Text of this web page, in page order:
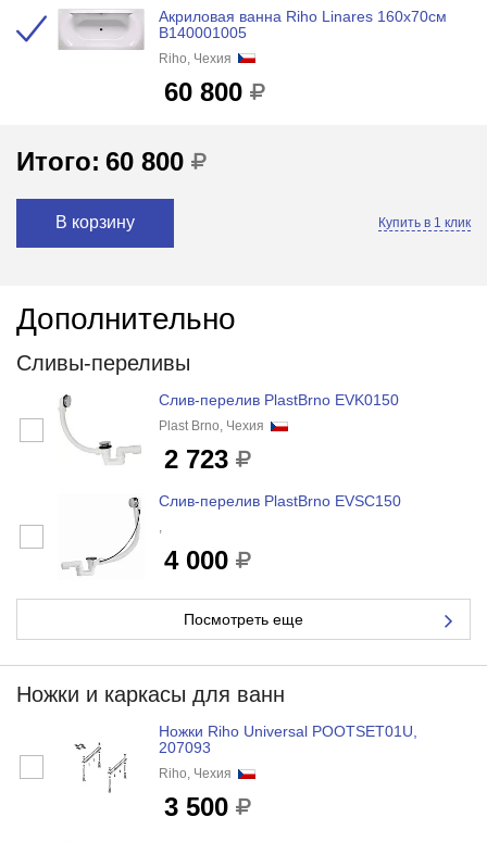
Акриловая ванна Riho Linares 160x70см
B140001005
Riho, Чехия
60 800
Итого: 60 800
В корзину Купить в 1 клик
Дополнительно
Сливы-переливы
Слив-перелив PlastBrno EVK0150
Plast Brno, Чехия
2 723
Слив-перелив PlastBrno EVSC150
,
4 000
Посмотреть еще
Ножки и каркасы для ванн
Ножки Riho Universal POOTSET01U,
207093
Riho, Чехия
3 500